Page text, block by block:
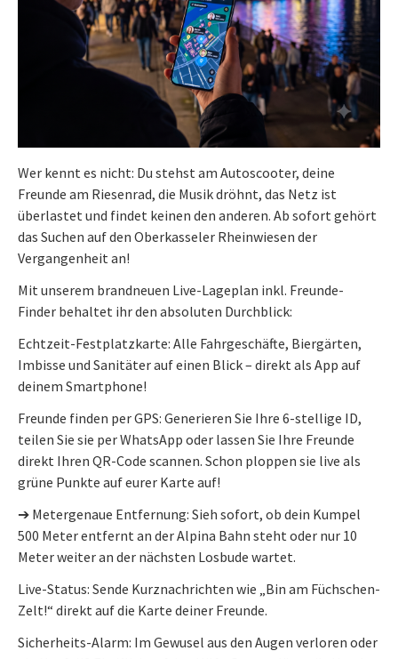
Wer kennt es nicht: Du stehst am Autoscooter, deine
Freunde am Riesenrad, die Musik dröhnt, das Netz ist
überlastet und findet keinen den anderen. Ab sofort gehört
das Suchen auf den Oberkasseler Rheinwiesen der
Vergangenheit an!
Mit unserem brandneuen Live-Lageplan inkl. Freunde-
Finder behaltet ihr den absoluten Durchblick:
Echtzeit-Festplatzkarte: Alle Fahrgeschäfte, Biergärten,
Imbisse und Sanitäter auf einen Blick – direkt als App auf
deinem Smartphone!
Freunde finden per GPS: Generieren Sie Ihre 6-stellige ID,
teilen Sie sie per WhatsApp oder lassen Sie Ihre Freunde
direkt Ihren QR-Code scannen. Schon ploppen sie live als
grüne Punkte auf eurer Karte auf!
➔ Metergenaue Entfernung: Sieh sofort, ob dein Kumpel
500 Meter entfernt an der Alpina Bahn steht oder nur 10
Meter weiter an der nächsten Losbude wartet.
Live-Status: Sende Kurznachrichten wie „Bin am Füchschen-
Zelt!“ direkt auf die Karte deiner Freunde.
Sicherheits-Alarm: Im Gewusel aus den Augen verloren oder